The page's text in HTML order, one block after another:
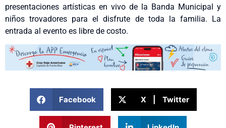
presentaciones artísticas en vivo de la Banda Municipal y
niños trovadores para el disfrute de toda la familia. La
entrada al evento es libre de costo.
Facebook X | Twitter